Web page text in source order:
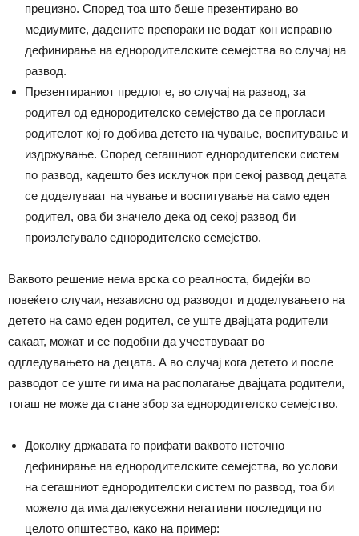
прецизно. Според тоа што беше презентирано во
медиумите, дадените препораки не водат кон исправно
дефинирање на еднородителските семејства во случај на
развод.
Презентираниот предлог е, во случај на развод, за
родител од еднородителско семејство да се прогласи
родителот кој го добива детето на чување, воспитување и
издржување. Според сегашниот еднородителски систем
по развод, кадешто без исклучок при секој развод децата
се доделуваат на чување и воспитување на само еден
родител, ова би значело дека од секој развод би
произлегувало еднородителско семејство.
Ваквото решение нема врска со реалноста, бидејќи во
повеќето случаи, независно од разводот и доделувањето на
детето на само еден родител, се уште двајцата родители
сакаат, можат и се подобни да учествуваат во
одгледувањето на децата. А во случај кога детето и после
разводот се уште ги има на располагање двајцата родители,
тогаш не може да стане збор за еднородителско семејство.
Доколку државата го прифати ваквото неточно
дефинирање на еднородителските семејства, во услови
на сегашниот еднородителски систем по развод, тоа би
можело да има далекусежни негативни последици по
целото општество, како на пример: